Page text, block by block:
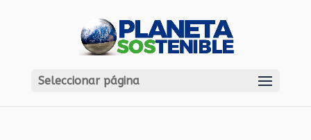
Seleccionar página